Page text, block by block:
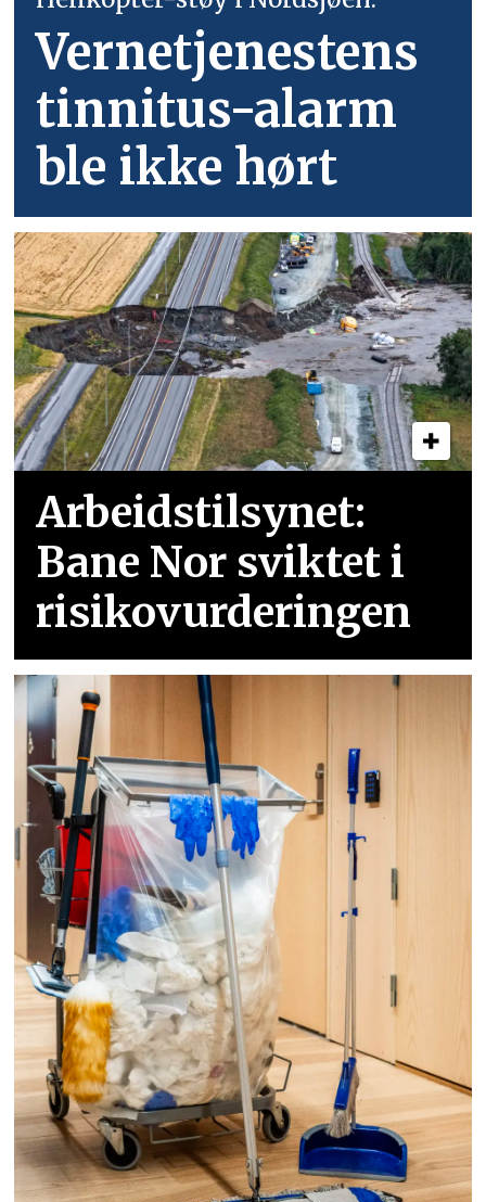
Vernetjenestens
tinnitus-alarm
ble ikke hørt
Arbeidstilsynet:
Bane Nor sviktet i
risikovurderingen